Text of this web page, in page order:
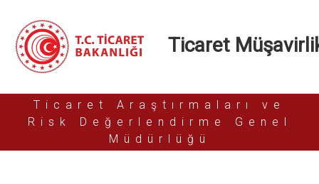
Ticaret
Ticaret Araştırmaları ve
Risk Değerlendirme Genel
Müdürlüğü